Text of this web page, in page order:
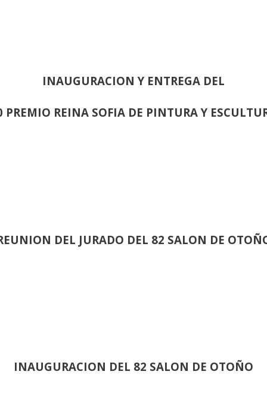
INAUGURACION Y ENTREGA DEL
PREMIO REINA SOFIA DE PINTURA Y
DEL JURADO DEL 82 SALON DE
INAUGURACION DEL 82 SALON DE OTOÑO